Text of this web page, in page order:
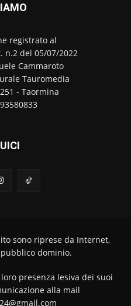
registrato al
n.2 del 05/07/2022
Cammaroto
Tauromedia
- Taormina
sono riprese da Internet,
dominio.
presenza lesiva dei suoi
alla mail